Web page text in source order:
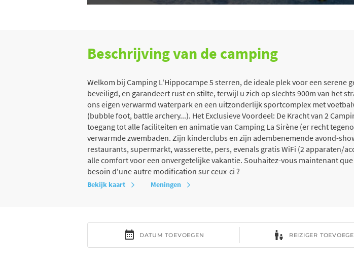
Beschrijving van de camping
Welkom bij Camping L'Hippocampe 5 sterren, de ideale plek voor een
beveiligd, en garandeert rust en stilte, terwijl u zich op slechts 900m van het
ons eigen verwarmd waterpark en een uitzonderlijk sportcomplex met
(bubble foot, battle archery...). Het Exclusieve Voordeel: De Kracht van 2
toegang tot alle faciliteiten en animatie van Camping La Sirène (er recht
verwarmde zwembaden. Zijn kinderclubs en zijn adembenemende avond-
restaurants, supermarkt, wasserette, pers, evenals gratis WiFi (2 apparaten/
alle comfort voor een onvergetelijke vakantie. Souhaitez-vous maintenant
besoin d'une autre modification sur ceux-ci ?
Bekijk kaart Meningen